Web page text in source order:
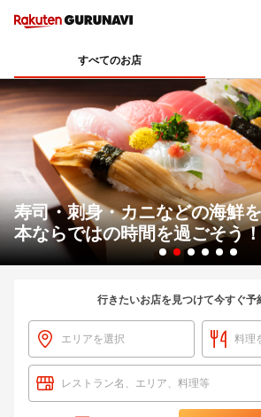
すべてのお店
寿司・刺身・カニなどの海鮮
本ならではの時間を過ごそう！
行きたいお店を見つけて今すぐ予
エリアを選択 料理
レストラン名、エリア、料理等